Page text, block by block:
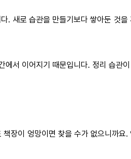
. 새로 습관을 만들기보다 쌓아둔 것을
에서 이어지기 때문입니다. 정리 습관
장이 엉망이면 찾을 수가 없으니까요.